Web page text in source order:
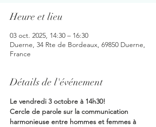
Heure et lieu
03 oct. 2025, 14:30 – 16:30
Duerne, 34 Rte de Bordeaux, 69850 Duerne,
France
Détails de l'événement
Le vendredi 3 octobre à 14h30!
Cercle de parole sur la communication
harmonieuse entre hommes et femmes à